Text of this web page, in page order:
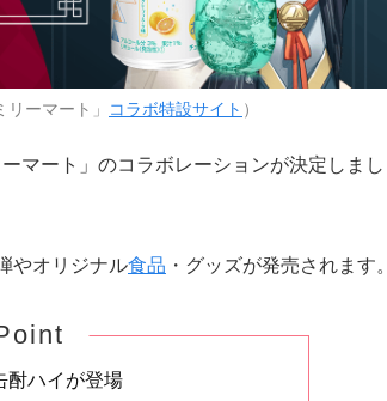
ーマート」 コラボ特設サイト ）
ーマート」のコラボレーションが決定しまし
やオリジナル食品 ・グッズが発売されます。
酎ハイが登場